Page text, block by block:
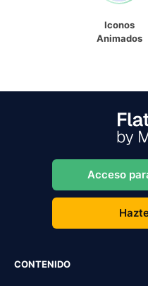
Iconos
Animados
Acceso
CONTENIDO